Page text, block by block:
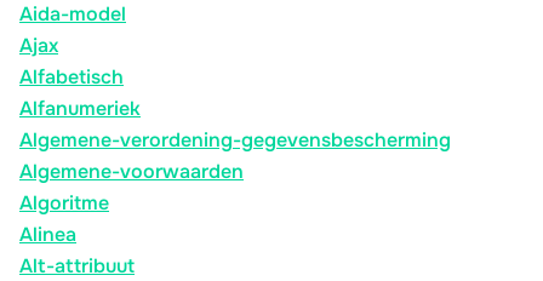
Aida-model
Ajax
Alfabetisch
Alfanumeriek
Algemene-verordening-gegevensbescherming
Algemene-voorwaarden
Algoritme
Alinea
Alt-attribuut